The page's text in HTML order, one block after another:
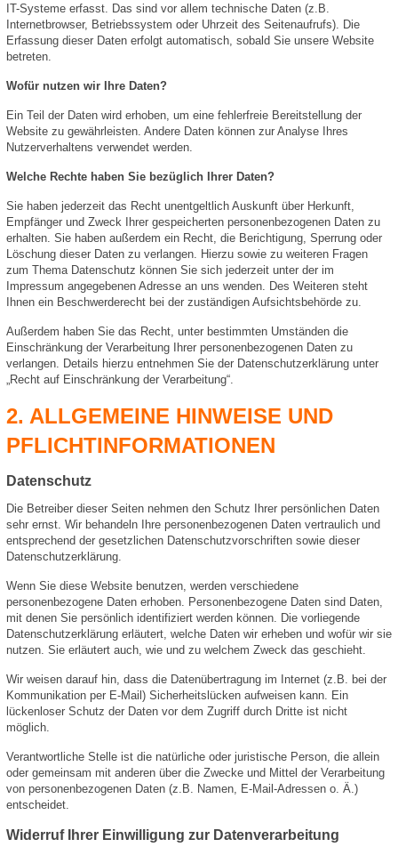
IT-Systeme erfasst. Das sind vor allem technische Daten (z.B.
Internetbrowser, Betriebssystem oder Uhrzeit des Seitenaufrufs). Die
Erfassung dieser Daten erfolgt automatisch, sobald Sie unsere Website
betreten.
Wofür nutzen wir Ihre Daten?
Ein Teil der Daten wird erhoben, um eine fehlerfreie Bereitstellung der
Website zu gewährleisten. Andere Daten können zur Analyse Ihres
Nutzerverhaltens verwendet werden.
Welche Rechte haben Sie bezüglich Ihrer Daten?
Sie haben jederzeit das Recht unentgeltlich Auskunft über Herkunft,
Empfänger und Zweck Ihrer gespeicherten personenbezogenen Daten zu
erhalten. Sie haben außerdem ein Recht, die Berichtigung, Sperrung oder
Löschung dieser Daten zu verlangen. Hierzu sowie zu weiteren Fragen
zum Thema Datenschutz können Sie sich jederzeit unter der im
Impressum angegebenen Adresse an uns wenden. Des Weiteren steht
Ihnen ein Beschwerderecht bei der zuständigen Aufsichtsbehörde zu.
Außerdem haben Sie das Recht, unter bestimmten Umständen die
Einschränkung der Verarbeitung Ihrer personenbezogenen Daten zu
verlangen. Details hierzu entnehmen Sie der Datenschutzerklärung unter
„Recht auf Einschränkung der Verarbeitung“.
2. ALLGEMEINE HINWEISE UND
PFLICHTINFORMATIONEN
Datenschutz
Die Betreiber dieser Seiten nehmen den Schutz Ihrer persönlichen Daten
sehr ernst. Wir behandeln Ihre personenbezogenen Daten vertraulich und
entsprechend der gesetzlichen Datenschutzvorschriften sowie dieser
Datenschutzerklärung.
Wenn Sie diese Website benutzen, werden verschiedene
personenbezogene Daten erhoben. Personenbezogene Daten sind Daten,
mit denen Sie persönlich identifiziert werden können. Die vorliegende
Datenschutzerklärung erläutert, welche Daten wir erheben und wofür wir sie
nutzen. Sie erläutert auch, wie und zu welchem Zweck das geschieht.
Wir weisen darauf hin, dass die Datenübertragung im Internet (z.B. bei der
Kommunikation per E-Mail) Sicherheitslücken aufweisen kann. Ein
lückenloser Schutz der Daten vor dem Zugriff durch Dritte ist nicht
möglich.
Verantwortliche Stelle ist die natürliche oder juristische Person, die allein
oder gemeinsam mit anderen über die Zwecke und Mittel der Verarbeitung
von personenbezogenen Daten (z.B. Namen, E-Mail-Adressen o. Ä.)
entscheidet.
Widerruf Ihrer Einwilligung zur Datenverarbeitung